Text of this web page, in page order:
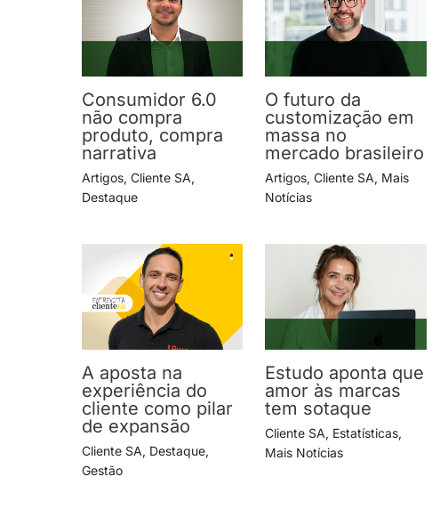
Consumidor 6.0
não compra
produto, compra
narrativa
Artigos, Cliente SA,
Destaque
O futuro da
customização em
massa no
mercado brasileiro
Artigos,Cliente SA, Mais
Notícias
A aposta na
experiência do
cliente como pilar
de expansão
Cliente SA, Destaque,
Gestão
Estudo aponta que
amor às marcas
tem sotaque
Cliente SA, Estatísticas,
Mais Notícias